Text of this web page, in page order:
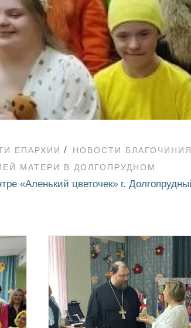
ЕПАРХИИ
НОВОСТИ БЛАГОЧИНИЯ
МАТЕРИ В ДОЛГОПРУДНОМ
«Аленький цветочек» г.